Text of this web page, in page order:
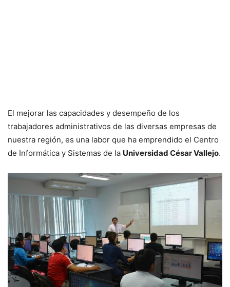
El mejorar las capacidades y desempeño de los
trabajadores administrativos de las diversas empresas de
nuestra región, es una labor que ha emprendido el Centro
de Informática y Sistemas de la Universidad César Vallejo.